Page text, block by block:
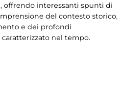
offrendo interessanti spunti di
del contesto storico,
e dei profondi
nel tempo.